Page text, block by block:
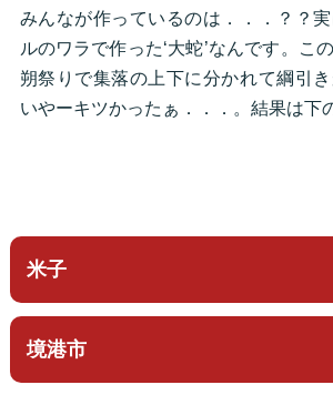
みんなが作っているのは．．．？？
ルのワラで作った‘大蛇’なんです。こ
朔祭りで集落の上下に分かれて綱引き
いやーキツかったぁ．．．。結果は下
米子
境港市